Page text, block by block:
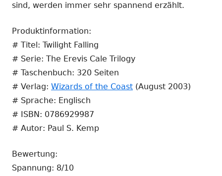
sind, werden immer sehr spannend erzählt.
Produktinformation:
# Titel: Twilight Falling
# Serie: The Erevis Cale Trilogy
# Taschenbuch: 320 Seiten
# Verlag: Wizards of the Coast (August 2003)
# Sprache: Englisch
# ISBN: 0786929987
# Autor: Paul S. Kemp
Bewertung:
Spannung: 8/10